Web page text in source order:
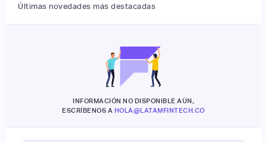
Últimas novedades más destacadas
INFORMACIÓN NO DISPONIBLE AÚN,
ESCRÍBENOS A HOLA@LATAMFINTECH.CO